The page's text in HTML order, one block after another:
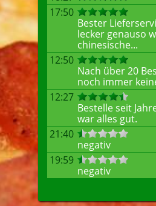
17:50
Bester
lecker genauso
chinesische...
12:50
Nach über 20
noch immer
12:27
Bestelle seit
war alles gut.
21:40
negativ
19:59
negativ